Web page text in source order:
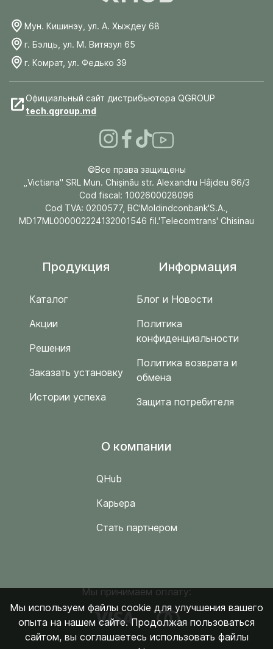
Мун. Кишинэу, ул. А. Хыждеу 68
г. Бэлць, ул. М. Витязул 65
г. Комрат, ул. Федько 39
Официальный сайт дистрибьютора QGROUP
tech.qgroup.md
©Все права защищены
„Victiana" SRL Mun. Chişinău str. Alexandru Hâjdeu 66/3
Cod fiscal: 1002600028096
Cod TVA: 0200577, BC'Moldindconbank'S.A.,
MD17ML000002224132001546 fil.'Telecomtrans' Chisinau
Продукция
Каталог
Акции
Решения
Заказать установку
Истории успеха
Информация
Блог и Новости
Политика
конфиденциальности
Политика возврата и
обмена
Защита потребителя
O компании
QHub
Карьера
Стать партнером
Мы принимаем оплату:
Мы используем файлы cookie для улучшения вашего
опыта на нашем сайте. Продолжая пользоваться
сайтом, вы соглашаетесь использовать файлы